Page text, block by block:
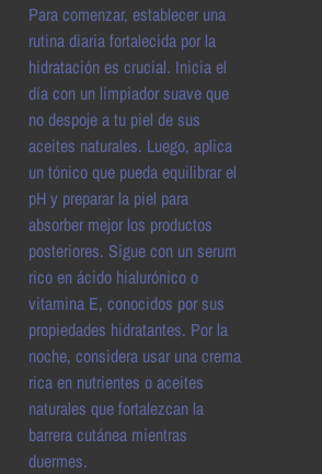
Para comenzar, establecer una
rutina diaria fortalecida por la
hidratación es crucial. Inicia el
día con un limpiador suave que
no despoje a tu piel de sus
aceites naturales. Luego, aplica
un tónico que pueda equilibrar el
pH y preparar la piel para
absorber mejor los productos
posteriores. Sigue con un serum
rico en ácido hialurónico o
vitamina E, conocidos por sus
propiedades hidratantes. Por la
noche, considera usar una crema
rica en nutrientes o aceites
naturales que fortalezcan la
barrera cutánea mientras
duermes.